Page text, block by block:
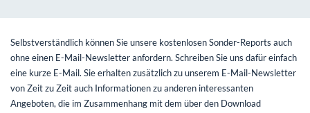
Selbstverständlich können Sie unsere kostenlosen Sonder-Reports auch
ohne einen E-Mail-Newsletter anfordern. Schreiben Sie uns dafür einfach
eine kurze E-Mail. Sie erhalten zusätzlich zu unserem E-Mail-Newsletter
von Zeit zu Zeit auch Informationen zu anderen interessanten
Angeboten, die im Zusammenhang mit dem über den Download